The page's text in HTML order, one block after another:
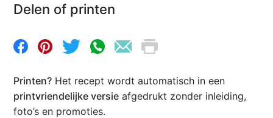
Delen of printen
Printen? Het recept wordt automatisch in een
printvriendelijke versie afgedrukt zonder inleiding,
foto’s en promoties.